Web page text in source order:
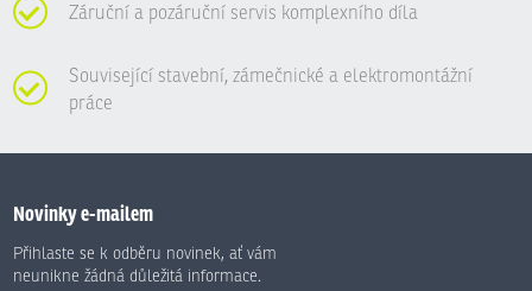
Záruční a pozáruční servis komplexního díla
Související stavební, zámečnické a elektromontážní
práce
Novinky e-mailem
Přihlaste se k odběru novinek, ať vám
neunikne žádná důležitá informace.